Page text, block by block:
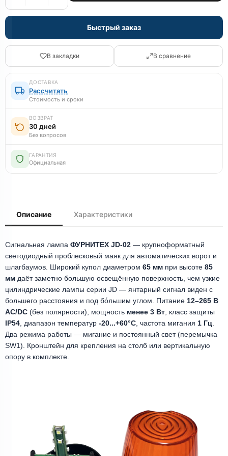
Быстрый заказ
В закладки В сравнение
ДОСТАВКА
Рассчитать
Стоимость и сроки
ВОЗВРАТ
30 дней
Без вопросов
ГАРАНТИЯ
Официальная
Описание Характеристики
Сигнальная лампа ФУРНИТЕХ JD-02 — крупноформатный
светодиодный проблесковый маяк для автоматических ворот и
шлагбаумов. Широкий купол диаметром 65 мм при высоте 85
мм даёт заметно большую освещённую поверхность, чем узкие
цилиндрические лампы серии JD — янтарный сигнал виден с
большего расстояния и под бо́льшим углом. Питание 12–265 В
AC/DC (без полярности), мощность менее 3 Вт , класс защиты
IP54 , диапазон температур -20...+60°C , частота мигания 1 Гц
Два режима работы — мигание и постоянный свет (перемычка
SW1). Кронштейн для крепления на столб или вертикальную
опору в комплекте.